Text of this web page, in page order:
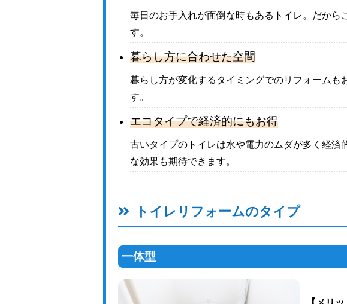
毎日のお手入れが面倒な時もあるトイレ。だか
す。
暮らし方に合わせた空間
暮らし方が変化するタイミングでのリフォーム
す。
エコタイプで経済的にもお得
古いタイプのトイレは水や電力のムダが多く経
な効果も期待できます。
トイレリフォームのタイプ
一体型